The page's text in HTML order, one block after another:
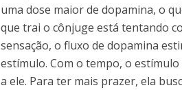
uma dose maior de dopamina, o
que trai o cônjuge está tentando
sensação, o fluxo de dopamina
estímulo. Com o tempo, o
a ele. Para ter mais prazer, ela